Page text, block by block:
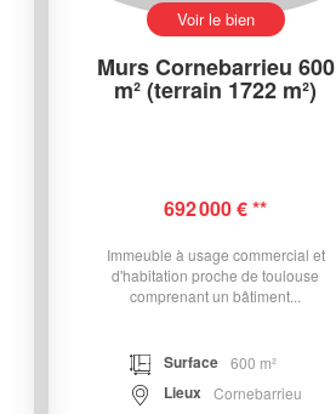
Voir le bien
Murs Cornebarrieu 600
m² (terrain 1722 m²)
692 000 €**
Immeuble à usage commercial et
d'habitation proche de toulouse
comprenant un bâtiment...
Surface 600 m²
Lieux Cornebarrieu